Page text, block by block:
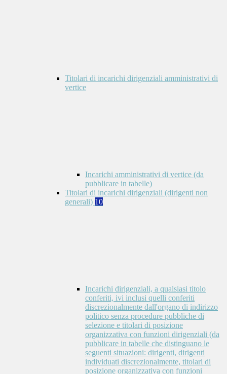
Titolari di incarichi dirigenziali amministrativi di
vertice
Incarichi amministrativi di vertice (da
pubblicare in tabelle)
Titolari di incarichi dirigenziali (dirigenti non
generali) 10
Incarichi dirigenziali, a qualsiasi titolo
conferiti, ivi inclusi quelli conferiti
discrezionalmente dall'organo di indirizzo
politico senza procedure pubbliche di
selezione e titolari di posizione
organizzativa con funzioni dirigenziali (da
pubblicare in tabelle che distinguano le
seguenti situazioni: dirigenti, dirigenti
individuati discrezionalmente, titolari di
posizione organizzativa con funzioni